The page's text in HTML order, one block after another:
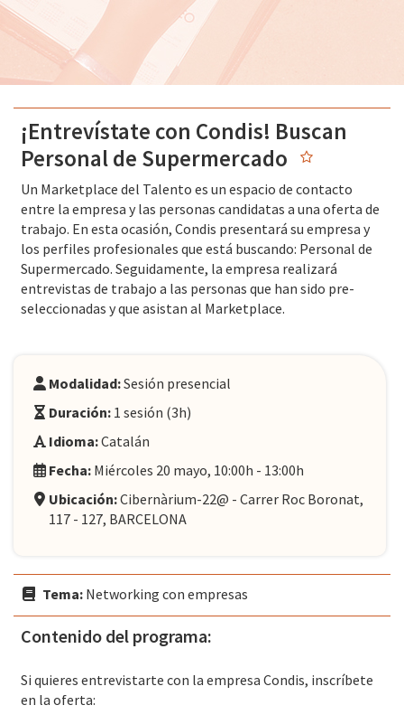
¡Entrevístate con Condis! Buscan
Personal de Supermercado
Un Marketplace del Talento es un espacio de contacto
entre la empresa y las personas candidatas a una oferta de
trabajo. En esta ocasión, Condis presentará su empresa y
los perfiles profesionales que está buscando: Personal de
Supermercado. Seguidamente, la empresa realizará
entrevistas de trabajo a las personas que han sido pre-
seleccionadas y que asistan al Marketplace.
Modalidad:Sesión presencial
Duración: 1 sesión (3h)
Idioma:Catalán
Fecha: Miércoles 20 mayo, 10:00h - 13:00h
Ubicación:Cibernàrium-22@ - Carrer Roc Boronat,
117 - 127, BARCELONA
Tema: Networking con empresas
Contenido del programa:
Si quieres entrevistarte con la empresa Condis, inscríbete
en la oferta: